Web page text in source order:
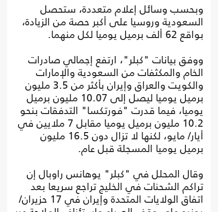
وبحسب وسائل إعلام متعددة، ستحصل
السعودية وروسيا على أكبر حصة من الزيادة،
بواقع 62 ألف برميل يوميا لكل منهما.
ووفق بيانات "كبلر"، ارتفع إجمالي صادرات
الخام والمكثفات من السعودية والإمارات
والكويت والعراق وإيران بأكثر من 3.5 مليون
برميل يوميا ليصل إلى 10.07 مليون برميل
يوميا، فيما قدرت "فورتكسا" التدفقات بنحو
10.2 مليون برميل يوميا مقابل 7 ملايين في
أيار/ مايو، لكنها لا تزال دون 16.5 مليون
برميل يوميا المسجلة قبل عام.
وقال المحلل في "كبلر" يوهانس راوبال إن
تراكم الشحنات في الخليج تراجع سريعا بعد
اتفاق الولايات المتحدة وإيران في 17 حزيران/